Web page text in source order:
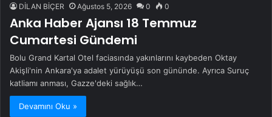
DİLAN BİÇER Ağustos 5, 2026 0 0
Anka Haber Ajansı 18 Temmuz
Cumartesi Gündemi
Bolu Grand Kartal Otel faciasında yakınlarını kaybeden Oktay
Akişli'nin Ankara'ya adalet yürüyüşü son gününde. Ayrıca Suruç
katliamı anması, Gazze'deki sağlık…
Devamını Oku »